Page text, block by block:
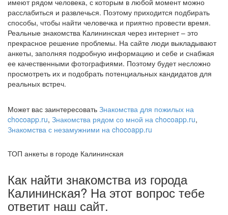
имеют рядом человека, с которым в любой момент можно
расслабиться и развлечься. Поэтому приходится подбирать
способы, чтобы найти человечка и приятно провести время.
Реальные знакомства Калининская через интернет – это
прекрасное решение проблемы. На сайте люди выкладывают
анкеты, заполняя подробную информацию и себе и снабжая
ее качественными фотографиями. Поэтому будет несложно
просмотреть их и подобрать потенциальных кандидатов для
реальных встреч.
Может вас заинтересовать Знакомства для пожилых на
chocoapp.ru, Знакомства рядом со мной на chocoapp.ru,
Знакомства с незамужними на chocoapp.ru
ТОП анкеты в городе Калининская
Как найти знакомства из города
Калининская? На этот вопрос тебе
ответит наш сайт.